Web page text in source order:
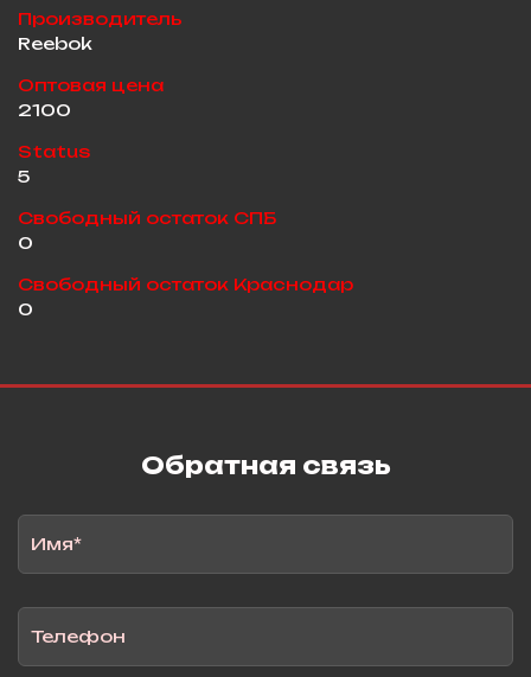
Производитель
Reebok
Оптовая цена
2100
Status
5
Свободный остаток СПБ
0
Свободный остаток Краснодар
0
Обратная связь